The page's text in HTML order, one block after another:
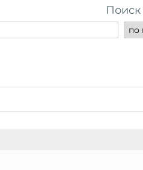
Поиск